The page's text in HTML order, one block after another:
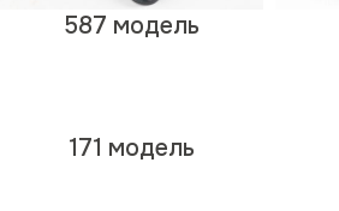
587 модель
171 модель